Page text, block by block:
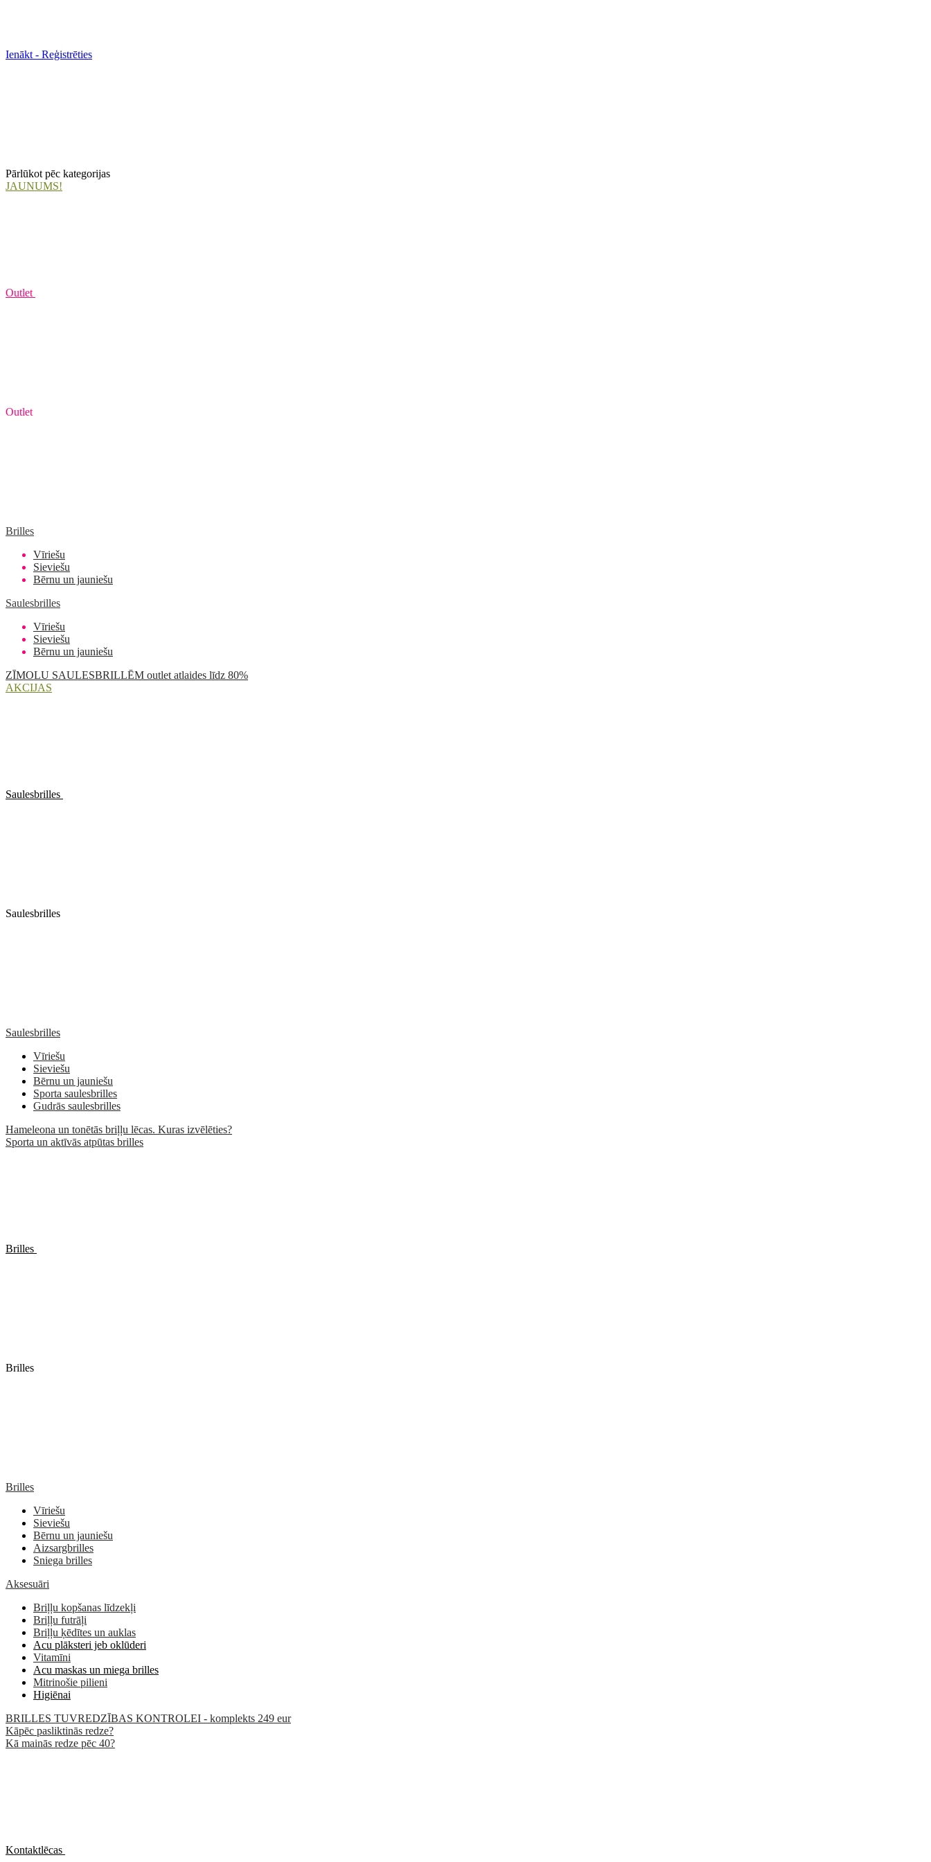
Ienākt - Reģistrēties
Pārlūkot pēc kategorijas
JAUNUMS!
Outlet
Outlet
Brilles
Vīriešu
Sieviešu
Bērnu un jauniešu
Saulesbrilles
Vīriešu
Sieviešu
Bērnu un jauniešu
ZĪMOLU SAULESBRILLĒM outlet atlaides līdz 80%
AKCIJAS
Saulesbrilles
Saulesbrilles
Saulesbrilles
Vīriešu
Sieviešu
Bērnu un jauniešu
Sporta saulesbrilles
Gudrās saulesbrilles
Hameleona un tonētās briļļu lēcas. Kuras izvēlēties?
Sporta un aktīvās atpūtas brilles
Brilles
Brilles
Brilles
Vīriešu
Sieviešu
Bērnu un jauniešu
Aizsargbrilles
Sniega brilles
Aksesuāri
Briļļu kopšanas līdzekļi
Briļļu futrāļi
Briļļu ķēdītes un auklas
Acu plāksteri jeb oklūderi
Vitamīni
Acu maskas un miega brilles
Mitrinošie pilieni
Higiēnai
BRILLES TUVREDZĪBAS KONTROLEI - komplekts 249 eur
Kāpēc pasliktinās redze?
Kā mainās redze pēc 40?
Kontaktlēcas